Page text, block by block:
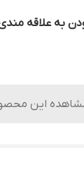
به علاقه
مشاهده این